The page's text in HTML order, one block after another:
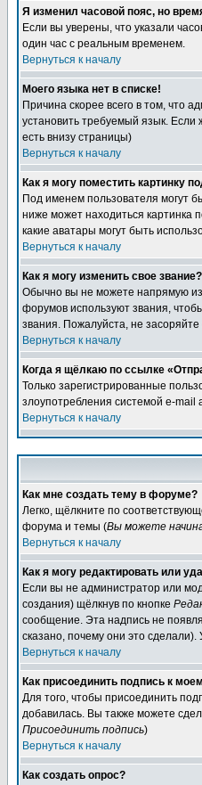
Я изменил часовой пояс, но
Если вы уверены, что указали
один час с реальным временем.
Вернуться к началу
Моего языка нет в списке!
Причина скорее всего в том, что
установить требуемый язык.
есть внизу страницы)
Вернуться к началу
Как я могу поместить картинку
Под именем пользователя могут
ниже может находиться картинка
какие аватары могут быть
Вернуться к началу
Как я могу изменить свое звание?
Обычно вы не можете напрямую
форумов используют звания,
звания. Пожалуйста, не
Вернуться к началу
Когда я щёлкаю по ссылке
Только зарегистрированные
злоупотребления системой e-
Вернуться к началу
Как мне создать тему в форуме?
Легко, щёлкните по
форума и темы (Вы можете
Вернуться к началу
Как я могу редактировать или
Если вы не администратор или
создания) щёлкнув по кнопке
сообщение. Эта надпись не
сказано, почему они это
Вернуться к началу
Как присоединить подпись к
Для того, чтобы присоединить
добавилась. Вы также можете
Присоединить подпись)
Вернуться к началу
Как создать опрос?